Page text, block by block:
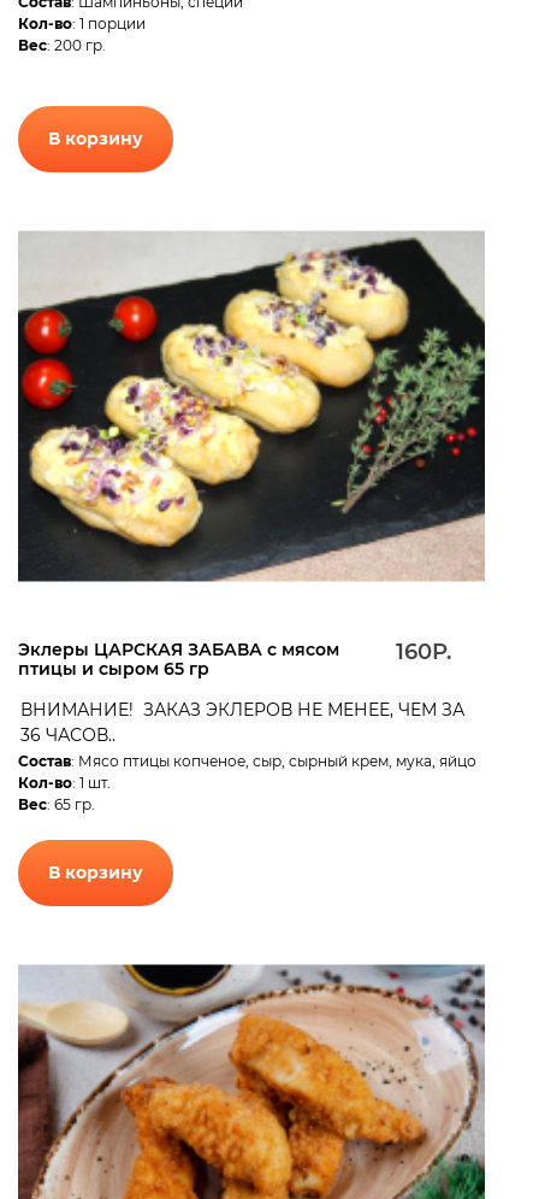
Кол-во: 1 порции
Вес: 200 гр.
В корзину
Эклеры ЦАРСКАЯ ЗАБАВА с мясом
птицы и сыром 65 гр
160Р.
ВНИМАНИЕ! ЗАКАЗ ЭКЛЕРОВ НЕ МЕНЕЕ, ЧЕМ ЗА
36 ЧАСОВ..
Состав: Мясо птицы копченое, сыр, сырный крем, мука, яйцо
Кол-во: 1 шт.
Вес: 65 гр.
В корзину